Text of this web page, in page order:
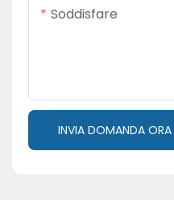
Soddisfare
INVIA DOMANDA ORA